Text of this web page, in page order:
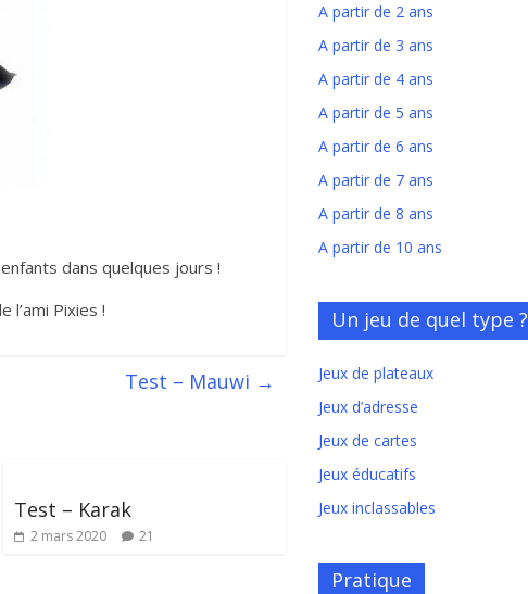
dans quelques jours !
l’ami Pixies !
Test – Mauwi →
Test – Karak
2 mars 2020 21
A partir de 2 ans
A partir de 3 ans
A partir de 4 ans
A partir de 5 ans
A partir de 6 ans
A partir de 7 ans
A partir de 8 ans
A partir de 10 ans
Un jeu de quel type ?
Jeux de plateaux
Jeux d’adresse
Jeux de cartes
Jeux éducatifs
Jeux inclassables
Pratique